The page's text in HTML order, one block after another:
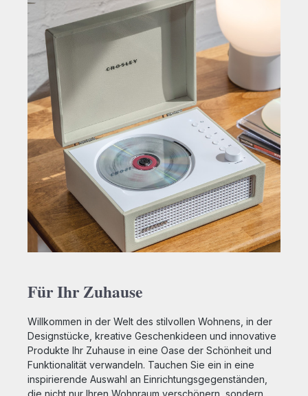
Annehmen, Ablehnen oder Beenden von
Gesprächen besonders komfortabel macht – ein
echtes Retro-Feeling inklusive. Durch den
größeren Abstand zum Endgerät kann zudem die
direkte Belastung durch Geräteemissionen
verringert werden. Mit seinem nostalgischen
Charme und der überzeugenden Klangqualität ist
das POP Phone die perfekte Ergänzung für
moderne Arbeitsplätze mit Stil. Bei der Herstellung
wurde besonderer Wert auf Langlebigkeit und
Nachhaltigkeit gelegt: Das Zubehör besteht aus
recycelten Materialien wie TPU und PC und
überzeugt durch eine robuste Verarbeitung. -
Retro USB-C Telefonhörer für Smartphones,
Laptops und Tablets - Gefertigt aus recyceltem
TPU, ABS, PC und Zinklegierung - Idealer
Begleiter für Telefonate, Videocalls und Online-
Meetings - Plug-&Play-Funktion, ohne Laden oder
Verbindung herstellen - Verfügt über hochwertige
Mikrofone und Lautsprecher - Für Komfort und
Nostalgie mit taktilem Knopf zum Annehmen und
durch Geräteemissionen Kabellänge: 50 bis 320
Millimeter Gewicht: 252 Gramm Kompatibel mit allen
Geräten mit USB‑C‑Anschluss, darunter alle Serien
ab dem iPhone 15, iPad, MacBook,
Android‑Smartphones sowie weitere
USB‑C‑fähige Geräte
Für Ihr Zuhause
Willkommen in der Welt des stilvollen Wohnens, in der
Designstücke, kreative Geschenkideen und innovative
Produkte Ihr Zuhause in eine Oase der Schönheit und
Funktionalität verwandeln. Tauchen Sie ein in eine
inspirierende Auswahl an Einrichtungsgegenständen,
die nicht nur Ihren Wohnraum verschönern, sondern